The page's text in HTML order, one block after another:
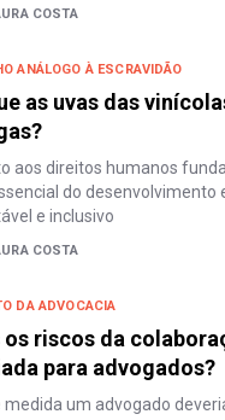
COSTA
ANÁLOGO À ESCRAVIDÃO
as uvas das
aos direitos humanos
do desenvolvimento
e inclusivo
COSTA
DA ADVOCACIA
os riscos da
para advogados?
medida um advogado